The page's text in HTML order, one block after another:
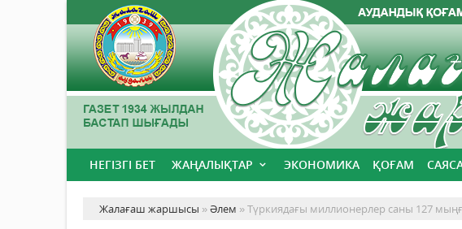
НЕГІЗГІ БЕТ ЖАҢАЛЫҚТАР ЭКОНОМИКА ҚОҒАМ
Жалағаш жаршысы »Әлем » Түркиядағы миллионерлер саны 127